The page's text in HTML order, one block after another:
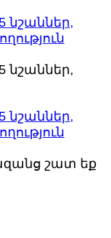
նշաններ,
նշաններ,
նշաններ,
շատ եք